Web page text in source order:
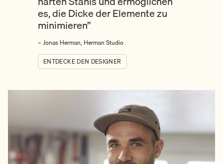
es, die Dicke der Elemente zu
minimieren”
– Jonas Herman, Herman Studio
ENTDECKE DEN DESIGNER